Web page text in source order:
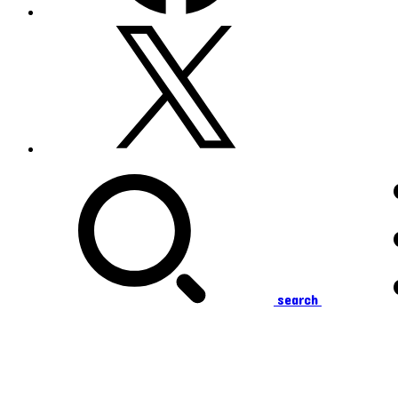
search